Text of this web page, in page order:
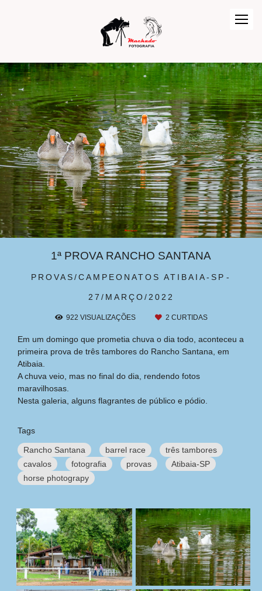
PROVAS/CAMPEONATOS ATIBAIA-SP
27/MARÇO/2022
1ª PROVA RANCHO SANTANA
922 VISUALIZAÇÕES 2 CURTIDAS
Em um domingo que prometia chuva o dia todo, aconteceu a
primeira prova de três tambores do Rancho Santana, em
Atibaia.
A chuva veio, mas no final do dia, rendendo fotos
maravilhosas.
Nesta galeria, alguns flagrantes de público e pódio.
Tags
Rancho Santana barrel race
três tambores
cavalos
fotografia provas
Atibaia-SP
horse photograpy